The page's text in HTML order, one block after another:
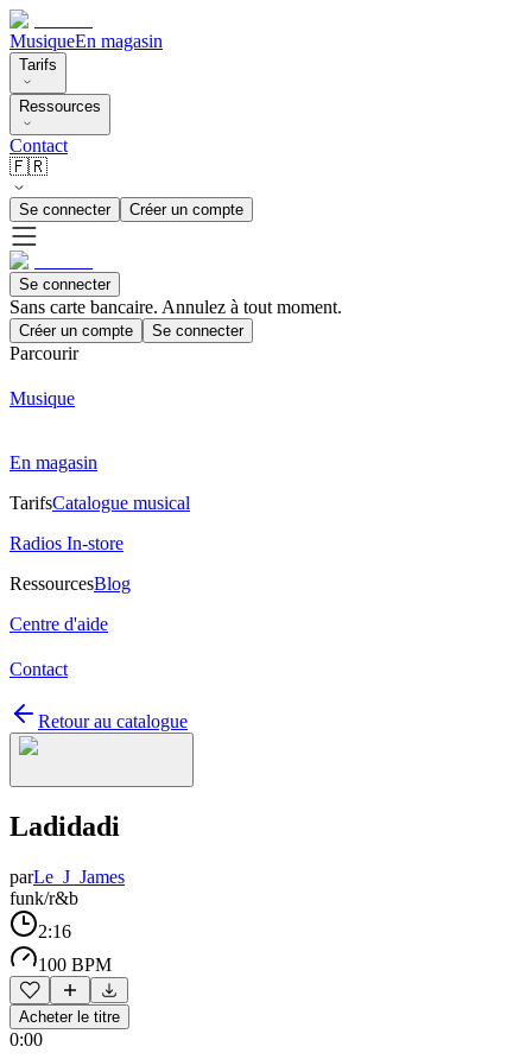
MusiqueEn magasin
Tarifs
Ressources
Contact
🇫🇷
Se connecter Créer un compte
Se connecter
Sans carte bancaire. Annulez à tout moment.
Créer un compte Se connecter
Parcourir
Musique
En magasin
TarifsCatalogue musical
Radios In-store
RessourcesBlog
Centre d'aide
Contact
Retour au catalogue
Ladidadi
parLe_J_James
funk/r&b
2:16
100 BPM
Acheter le titre
0:00